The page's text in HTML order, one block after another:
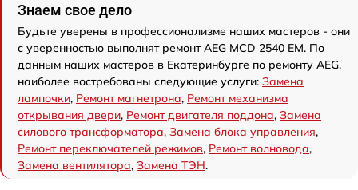
Знаем свое дело
Будьте уверены в профессионализме наших мастеров - они
с уверенностью выполнят ремонт AEG MCD 2540 EM. По
данным наших мастеров в Екатеринбурге по ремонту AEG,
наиболее востребованы следующие услуги: Замена
лампочки, Ремонт магнетрона, Ремонт механизма
открывания двери, Ремонт двигателя поддона, Замена
силового трансформатора, Замена блока управления,
Ремонт переключателей режимов, Ремонт волновода,
Замена вентилятора, Замена ТЭН.